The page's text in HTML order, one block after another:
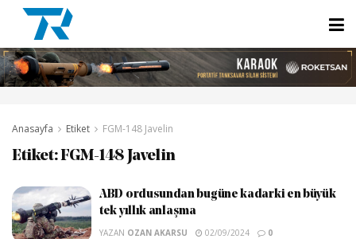
Anasayfa Etiket FGM-148 Javelin
Etiket:FGM-148 Javelin
ABD ordusundan bugüne kadarki en büyük
tek yıllık anlaşma
YAZAN OZAN AKARSU 02/09/2024 0